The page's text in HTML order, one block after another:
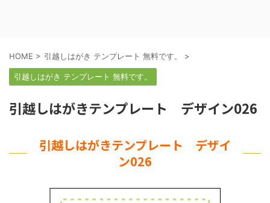
HOME > 引越しはがき テンプレート 無料です。 >
引越しはがき テンプレート 無料です。
引越しはがきテンプレート デザイン026
引越しはがきテンプレート デザイ
ン026